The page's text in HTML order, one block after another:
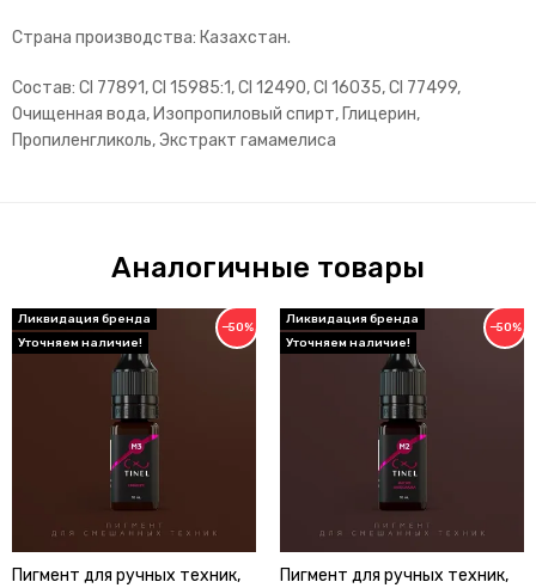
Страна производства: Казахстан.
Состав: Cl 77891, Cl 15985:1, Cl 12490, Cl 16035, Cl 77499,
Очищенная вода, Изопропиловый спирт, Глицерин,
Пропиленгликоль, Экстракт гамамелиса
Аналогичные товары
−50%
Пигмент для ручных техник,
−50%
Пигмент для ручных техник,